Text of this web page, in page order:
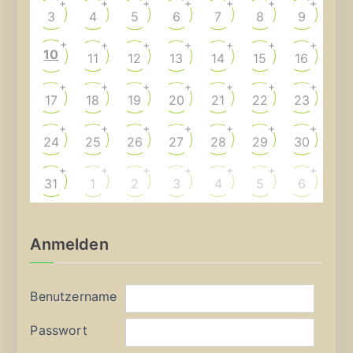
3
+
4
+
5
+
6
+
7
+
8
+
9
+
10
+
11
+
12
+
13
+
14
+
15
+
16
+
17
+
18
+
19
+
20
+
21
+
22
+
23
+
24
+
25
+
26
+
27
+
28
+
29
+
30
+
31
+
1
+
2
+
3
+
4
+
5
+
6
+
Anmelden
Benutzername
Passwort